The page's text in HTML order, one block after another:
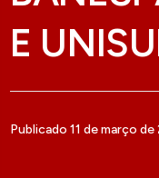
E
Publicado 11 de março de